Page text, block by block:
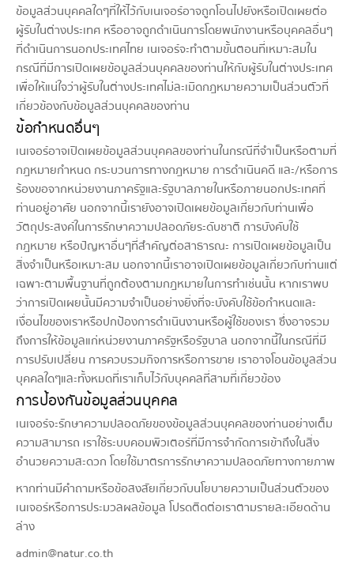
ข้อมูลส่วนบุคคลใดๆที่ให้ไว้กับเนเจอร์อาจถูกโอนไปยังหรือเปิดเผยต่อ
ผู้รับในต่างประเทศ หรืออาจถูกดำเนินการโดยพนักงานหรือบุคคลอื่นๆ
ที่ดำเนินการนอกประเทศไทย เนเจอร์จะทำตามขั้นตอนที่เหมาะสมใน
กรณีที่มีการเปิดเผยข้อมูลส่วนบุคคลของท่านให้กับผู้รับในต่างประเทศ
เพื่อให้แน่ใจว่าผู้รับในต่างประเทศไม่ละเมิดกฎหมายความเป็นส่วนตัวที่
เกี่ยวข้องกับข้อมูลส่วนบุคคลของท่าน
ข้อกำหนดอื่นๆ
เนเจอร์อาจเปิดเผยข้อมูลส่วนบุคคลของท่านในกรณีที่จำเป็นหรือตามที่
กฎหมายกำหนด กระบวนการทางกฎหมาย การดำเนินคดี และ/หรือการ
ร้องขอจากหน่วยงานภาครัฐและรัฐบาลภายในหรือภายนอกประเทศที่
ท่านอยู่อาศัย นอกจากนี้เรายังอาจเปิดเผยข้อมูลเกี่ยวกับท่านเพื่อ
วัตถุประสงค์ในการรักษาความปลอดภัยระดับชาติ การบังคับใช้
กฎหมาย หรือปัญหาอื่นๆที่สำคัญต่อสาธารณะ การเปิดเผยข้อมูลเป็น
สิ่งจำเป็นหรือเหมาะสม นอกจากนี้เราอาจเปิดเผยข้อมูลเกี่ยวกับท่านแต่
เฉพาะตามพื้นฐานที่ถูกต้องตามกฎหมายในการทำเช่นนั้น หากเราพบ
ว่าการเปิดเผยนั้นมีความจำเป็นอย่างยิ่งที่จะบังคับใช้ข้อกำหนดและ
เงื่อนไขของเราหรือปกป้องการดำเนินงานหรือผู้ใช้ของเรา ซึ่งอาจรวม
ถึงการให้ข้อมูลแก่หน่วยงานภาครัฐหรือรัฐบาล นอกจากนี้ในกรณีที่มี
การปรับเปลี่ยน การควบรวมกิจการหรือการขาย เราอาจโอนข้อมูลส่วน
บุคคลใดๆและทั้งหมดที่เราเก็บไว้กับบุคคลที่สามที่เกี่ยวข้อง
การป้องกันข้อมูลส่วนบุคคล
เนเจอร์จะรักษาความปลอดภัยของข้อมูลส่วนบุคคลของท่านอย่างเต็ม
ความสามารถ เราใช้ระบบคอมพิวเตอร์ที่มีการจำกัดการเข้าถึงในสิ่ง
อำนวยความสะดวก โดยใช้มาตรการรักษาความปลอดภัยทางกายภาพ
หากท่านมีคำถามหรือข้อสงสัยเกี่ยวกับนโยบายความเป็นส่วนตัวของ
เนเจอร์หรือการประมวลผลข้อมูล โปรดติดต่อเราตามรายละเอียดด้าน
ล่าง
admin@natur.co.th